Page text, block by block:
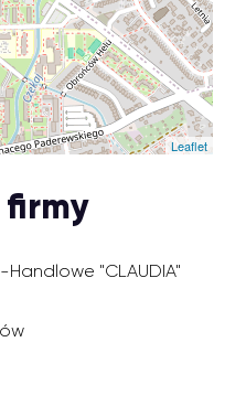
Leaflet
"CLAUDIA"